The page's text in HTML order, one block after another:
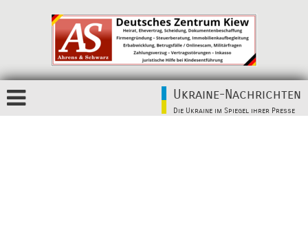
Ukraine-Nachrichten
Die Ukraine im Spiegel ihrer Presse